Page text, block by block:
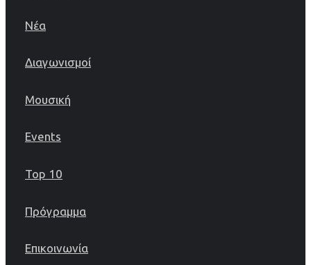
Νέα
Διαγωνισμοί
Μουσική
Events
Top 10
Πρόγραμμα
Επικοινωνία